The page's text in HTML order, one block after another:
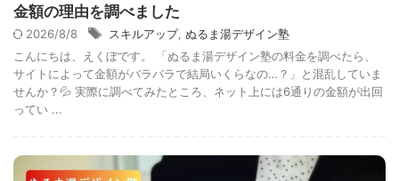
金額の理由を調べました
2026/8/8 スキルアップ, ぬるま湯デザイン塾
こんにちは、えくぼです。 「ぬるま湯デザイン塾の料金を調べたら、
サイトによって金額がバラバラで結局いくらなの…？」と混乱していま
せんか？💦 実際に調べてみたところ、ネット上には6通りの金額が出回
ってい ...